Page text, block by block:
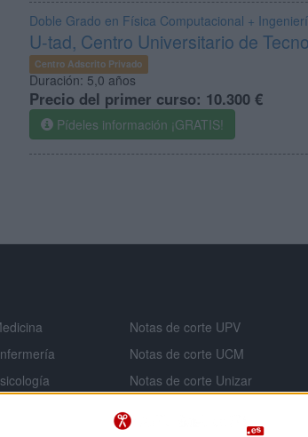
Doble Grado en Física Computacional +
U-tad, Centro Universitario de
Centro Adscrito Privado
Duración: 5,0 años
Precio del primer curso: 10.300 €
Pídeles información ¡GRATIS!
Notas de corte UPV
Notas de corte UCM
Notas de corte Unizar